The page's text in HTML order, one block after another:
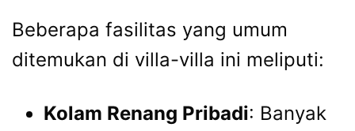
Beberapa fasilitas yang umum
ditemukan di villa-villa ini meliputi:
Kolam Renang Pribadi: Banyak